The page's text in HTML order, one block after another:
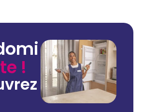
!